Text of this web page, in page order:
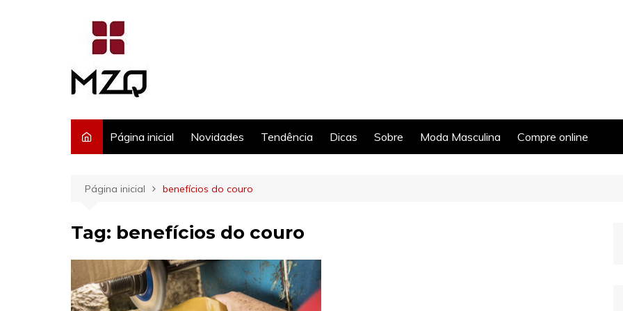
Página inicial Novidades Tendência Dicas Sobre Moda Masculina Compre online
Página inicial benefícios do couro
Tag: benefícios do couro